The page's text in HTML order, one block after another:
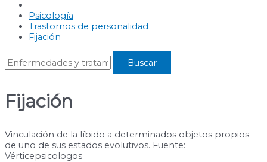
Psicología
Trastornos de personalidad
Fijación
Fijación
Vinculación de la líbido a determinados objetos propios
de uno de sus estados evolutivos. Fuente:
Vérticepsicologos